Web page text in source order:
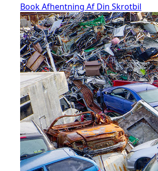
Book Afhentning Af Din Skrotbil